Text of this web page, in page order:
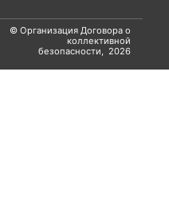
© Организация Договора о
коллективной
безопасности, 2026